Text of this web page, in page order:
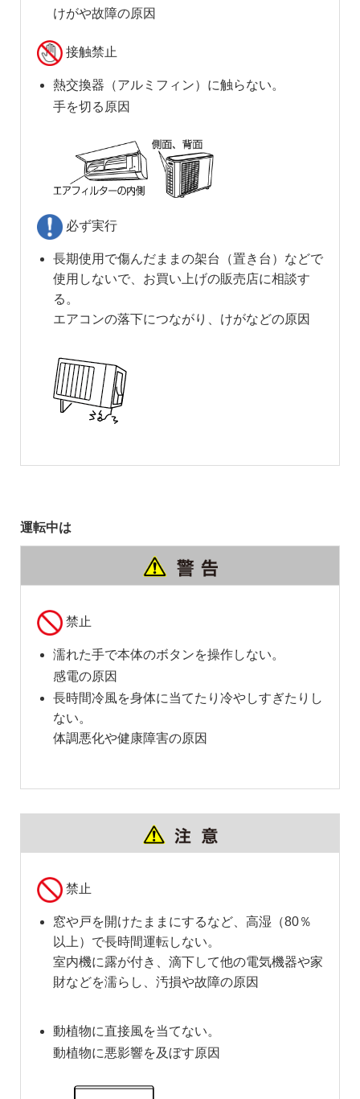
けがや故障の原因
接触禁止
熱交換器（アルミフィン）に触らない。
手を切る原因
必ず実行
長期使用で傷んだままの架台（置き台）などで
使用しないで、お買い上げの販売店に相談す
る。
エアコンの落下につながり、けがなどの原因
運転中は
禁止
濡れた手で本体のボタンを操作しない。
感電の原因
長時間冷風を身体に当てたり冷やしすぎたりし
ない。
体調悪化や健康障害の原因
禁止
窓や戸を開けたままにするなど、高湿（80％
以上）で長時間運転しない。
室内機に露が付き、滴下して他の電気機器や家
財などを濡らし、汚損や故障の原因
動植物に直接風を当てない。
動植物に悪影響を及ぼす原因